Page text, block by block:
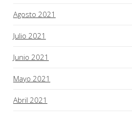
Agosto 2021
Julio 2021
Junio 2021
Mayo 2021
Abril 2021